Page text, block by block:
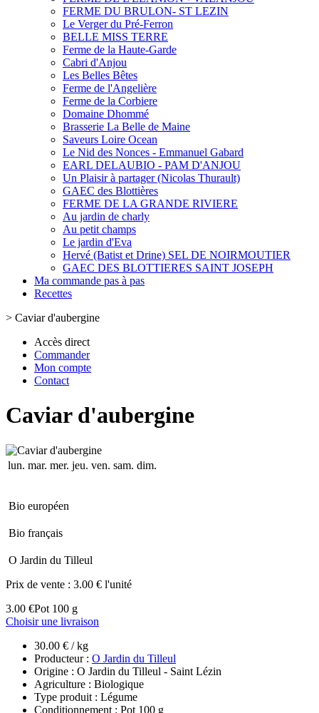
FERME DU BRULON- ST LEZIN
Le Verger du Pré-Ferron
BELLE MISS TERRE
Ferme de la Haute-Garde
Cabri d'Anjou
Les Belles Bêtes
Ferme de l'Angelière
Ferme de la Corbiere
Domaine Dhommé
Brasserie La Belle de Maine
Saveurs Loire Ocean
Le Nid des Nonces - Emmanuel Gabard
EARL DELAUBIO - PAM D'ANJOU
Un Plaisir à partager (Nicolas Thurault)
GAEC des Blottières
FERME DE LA GRANDE RIVIERE
Au jardin de charly
Au petit champs
Le jardin d'Eva
Hervé (Batist et Drine) SEL DE NOIRMOUTIER
GAEC DES BLOTTIERES SAINT JOSEPH
Ma commande pas à pas
Recettes
> Caviar d'aubergine
Accès direct
Commander
Mon compte
Contact
Caviar d'aubergine
lun. mar. mer. jeu. ven. sam. dim.
Bio européen
Bio français
O Jardin du Tilleul
Prix de vente : 3.00 € l'unité
3.00 €Pot 100 g
Choisir une livraison
30.00 € / kg
Producteur : O Jardin du Tilleul
Origine : O Jardin du Tilleul - Saint Lézin
Agriculture : Biologique
Type produit : Légume
Conditionnement : Pot 100 g